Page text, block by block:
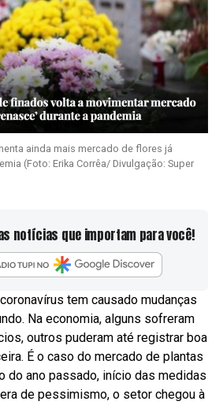
ainda mais mercado de flores já
(Foto: Erika Corrêa/ Divulgação: Super
notícias que importam para você!
tem causado mudanças
Na economia, alguns sofreram
outros puderam até registrar boa
É o caso do mercado de plantas
do ano passado, início das medidas
de pessimismo, o setor chegou à